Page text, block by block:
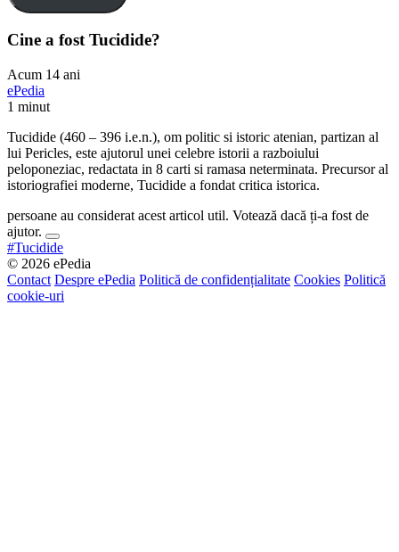
Cine a fost Tucidide?
Acum 14 ani
ePedia
1 minut
Tucidide (460 – 396 i.e.n.), om politic si istoric atenian, partizan al
lui Pericles, este ajutorul unei celebre istorii a razboiului
peloponeziac, redactata in 8 carti si ramasa neterminata. Precursor al
istoriografiei moderne, Tucidide a fondat critica istorica.
persoane au considerat acest articol util. Votează dacă ți-a fost de
ajutor.
#Tucidide
© 2026 ePedia
Contact Despre ePedia Politică de confidențialitate Cookies Politică
cookie-uri